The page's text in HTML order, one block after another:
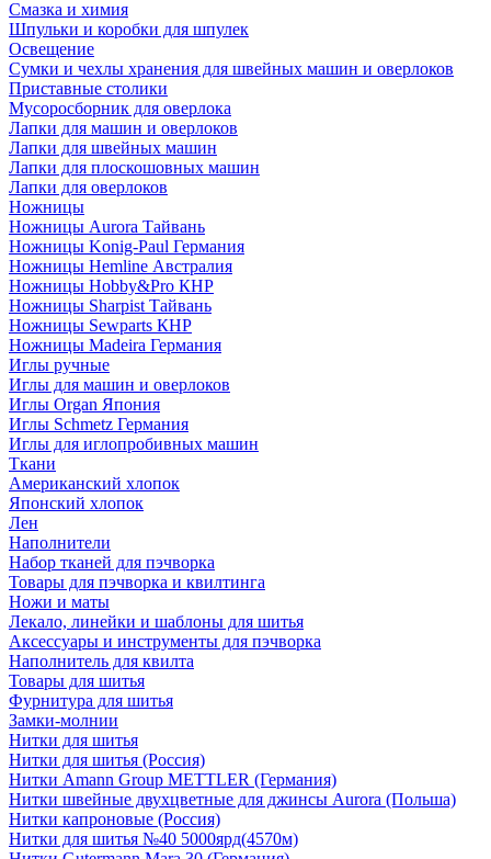
Смазка и химия
Шпульки и коробки для шпулек
Освещение
Сумки и чехлы хранения для швейных машин и оверлоков
Приставные столики
Мусоросборник для оверлока
Лапки для машин и оверлоков
Лапки для швейных машин
Лапки для плоскошовных машин
Лапки для оверлоков
Ножницы
Ножницы Aurora Тайвань
Ножницы Konig-Paul Германия
Ножницы Hemline Австралия
Ножницы Hobby&Pro КНР
Ножницы Sharpist Тайвань
Ножницы Sewparts КНР
Ножницы Madeira Германия
Иглы ручные
Иглы для машин и оверлоков
Иглы Organ Япония
Иглы Schmetz Германия
Иглы для иглопробивных машин
Ткани
Американский хлопок
Японский хлопок
Лен
Наполнители
Набор тканей для пэчворка
Товары для пэчворка и квилтинга
Ножи и маты
Лекало, линейки и шаблоны для шитья
Аксессуары и инструменты для пэчворка
Наполнитель для квилта
Товары для шитья
Фурнитура для шитья
Замки-молнии
Нитки для шитья
Нитки для шитья (Россия)
Нитки Amann Group METTLER (Германия)
Нитки швейные двухцветные для джинсы Aurora (Польша)
Нитки капроновые (Россия)
Нитки для шитья №40 5000ярд(4570м)